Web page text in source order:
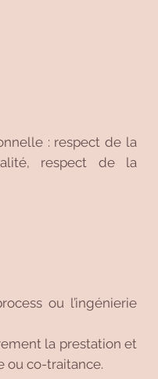
: respect de la
respect de la
ou l’ingénierie
la prestation et
ou co-traitance.